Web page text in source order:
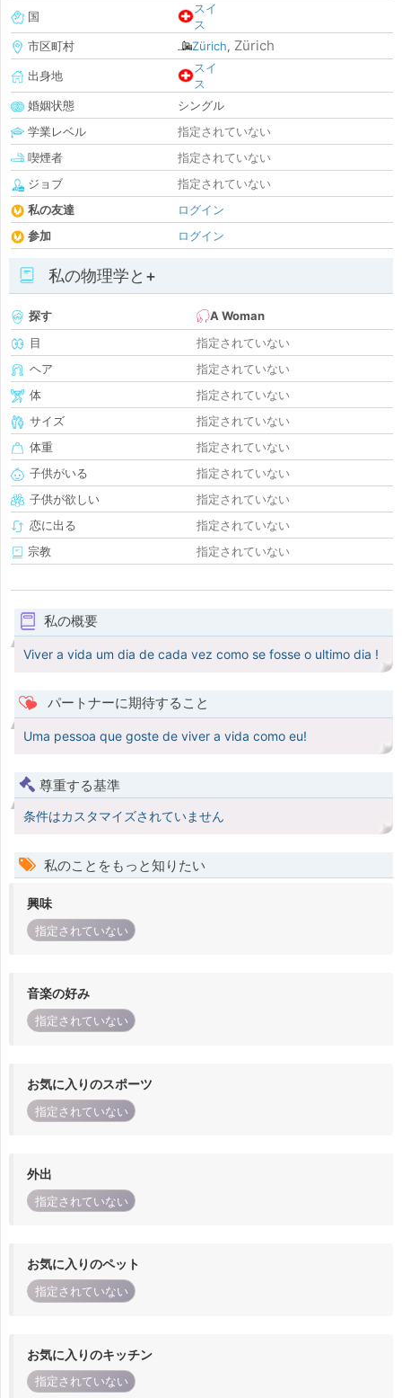
国
スイ
ス
市区町村
Zürich, Zürich
出身地
スイ
ス
婚姻状態
シングル
学業レベル
指定されていない
喫煙者
指定されていない
ジョブ
指定されていない
私の友達
ログイン
参加
ログイン
私の物理学と+
探す
A Woman
目
指定されていない
ヘア
指定されていない
体
指定されていない
サイズ
指定されていない
体重
指定されていない
子供がいる
指定されていない
子供が欲しい
指定されていない
恋に出る
指定されていない
宗教
指定されていない
私の概要
Viver a vida um dia de cada vez como se fosse o ultimo dia !
パートナーに期待すること
Uma pessoa que goste de viver a vida como eu!
尊重する基準
条件はカスタマイズされていません
私のことをもっと知りたい
興味
指定されていない
音楽の好み
指定されていない
お気に入りのスポーツ
指定されていない
外出
指定されていない
お気に入りのペット
指定されていない
お気に入りのキッチン
指定されていない